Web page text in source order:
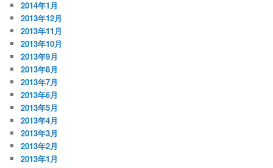
2014年1月
2013年12月
2013年11月
2013年10月
2013年9月
2013年8月
2013年7月
2013年6月
2013年5月
2013年4月
2013年3月
2013年2月
2013年1月